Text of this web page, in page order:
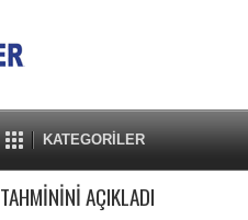
KATEGORİLER
AÇIKLADI